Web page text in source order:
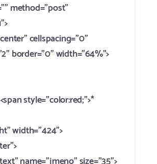
method="post"
cellspacing="0"
border="0" width="64%">
style="color:red;">*
width="424">